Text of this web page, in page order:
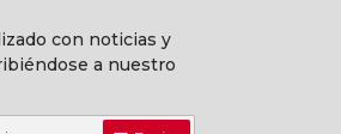
con noticias y
a nuestro